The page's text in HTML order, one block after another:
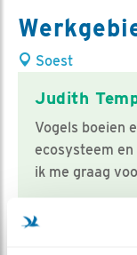
Soest
Judith
Vogels boeien
ecosysteem
ik me graag
Contact